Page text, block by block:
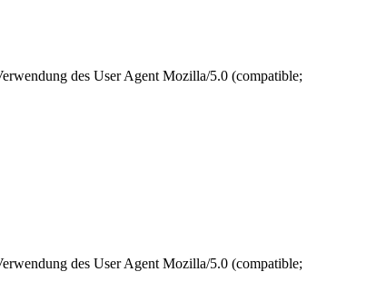
des User Agent Mozilla/5.0 (compatible;
des User Agent Mozilla/5.0 (compatible;